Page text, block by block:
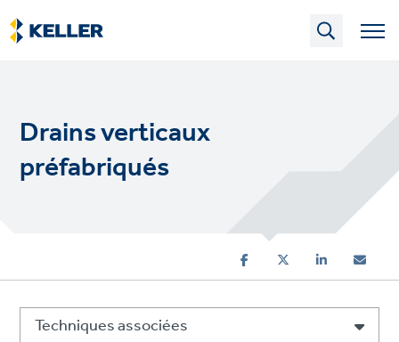
Skip
to
main
Drains verticaux
préfabriqués
Techniques associées